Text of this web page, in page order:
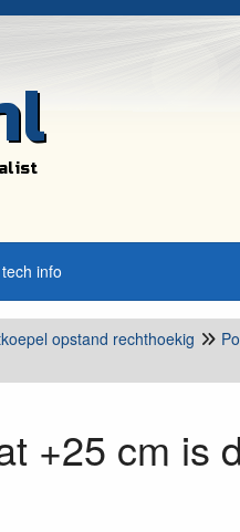
tech info
opstand rechthoekig
+25 cm is